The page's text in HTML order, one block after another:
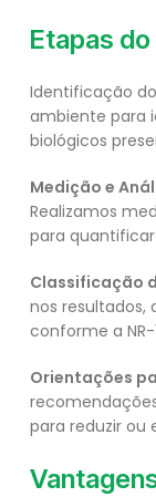
Etapas
Identificação
ambiente para
biológicos
Medição e
Realizamos
para
Classificação
nos resultados,
conforme a
Orientações
para reduzir ou